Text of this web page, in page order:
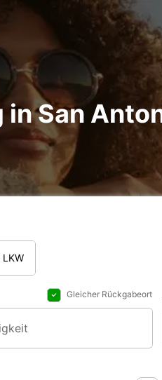
San
Gleicher Rückgabeort